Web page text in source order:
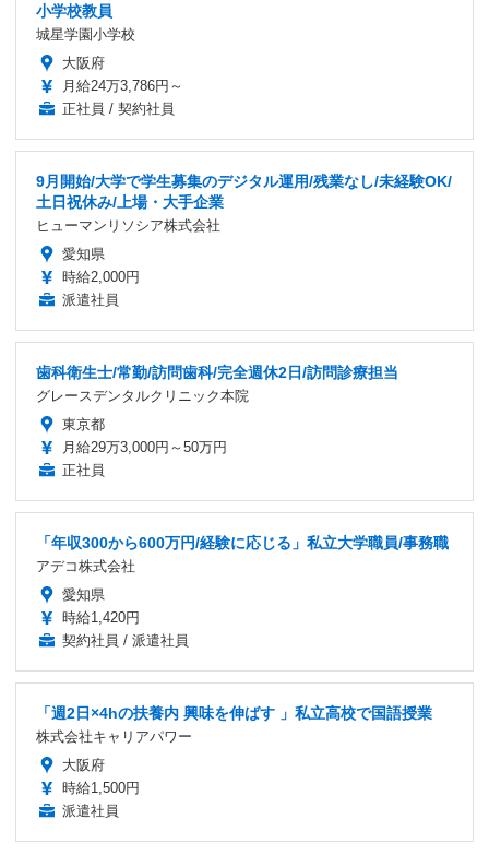
小学校教員
城星学園小学校
大阪府
月給24万3,786円～
正社員 / 契約社員
9月開始/大学で学生募集のデジタル運用/残業なし/未経験OK/
土日祝休み/上場・大手企業
ヒューマンリソシア株式会社
愛知県
時給2,000円
派遣社員
歯科衛生士/常勤/訪問歯科/完全週休2日/訪問診療担当
グレースデンタルクリニック本院
東京都
月給29万3,000円～50万円
正社員
「年収300から600万円/経験に応じる」私立大学職員/事務職
アデコ株式会社
愛知県
時給1,420円
契約社員 / 派遣社員
「週2日×4hの扶養内 興味を伸ばす 」私立高校で国語授業
株式会社キャリアパワー
大阪府
時給1,500円
派遣社員